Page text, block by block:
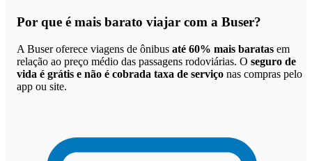
Por que é mais barato viajar com a Buser?
A Buser oferece viagens de ônibus até 60% mais baratas em
relação ao preço médio das passagens rodoviárias. O seguro de
vida é grátis e não é cobrada taxa de serviço nas compras pelo
app ou site.